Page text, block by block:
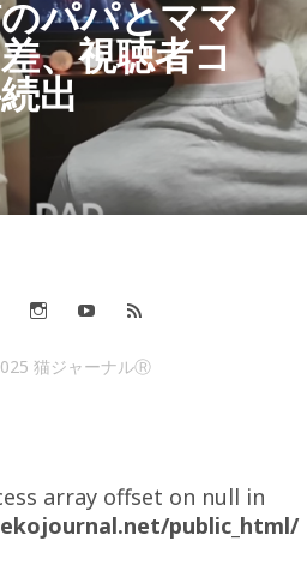
パパとママ
、視聴者コ
出
猫ジャーナルⓇ
array offset on null in
public_html/